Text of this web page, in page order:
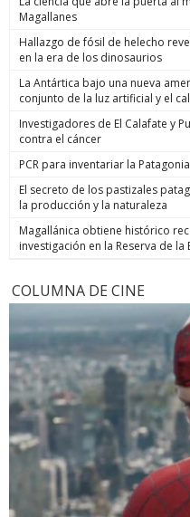
Magallanes
Hallazgo de fósil de helecho
en la era de los dinosaurios
La Antártica bajo una nueva
conjunto de la luz artificial y el
Investigadores de El Calafate y
contra el cáncer
PCR para inventariar la Patagonia
El secreto de los pastizales
la producción y la naturaleza
Magallánica obtiene histórico
investigación en la Reserva de
COLUMNA DE CINE